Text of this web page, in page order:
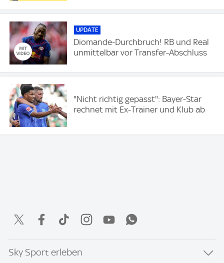
UPDATE
Diomande-Durchbruch! RB und Real
unmittelbar vor Transfer-Abschluss
"Nicht richtig gepasst": Bayer-Star
rechnet mit Ex-Trainer und Klub ab
Sky Sport erleben